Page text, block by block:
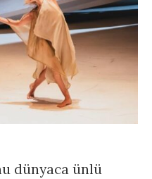
dünyaca ünlü